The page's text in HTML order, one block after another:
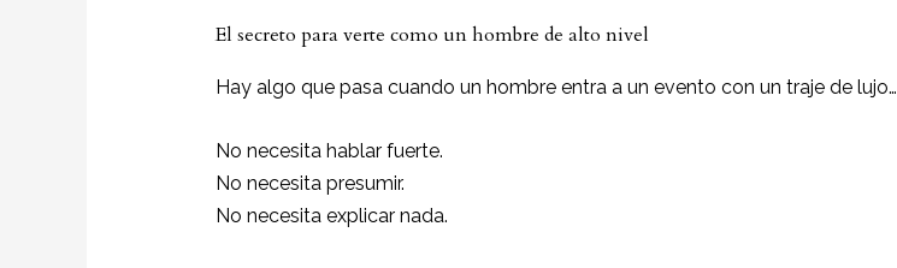
El secreto para verte como un hombre de alto nivel
Hay algo que pasa cuando un hombre entra a un evento con un traje de lujo…
No necesita hablar fuerte.
No necesita presumir.
No necesita explicar nada.